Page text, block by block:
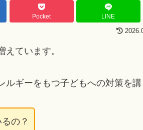
Pocket LINE
ています。
ギーをもつ子どもへの対策を講
の？